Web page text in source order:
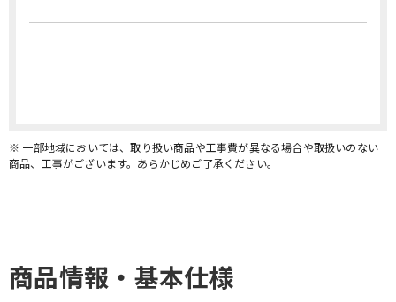
※ 一部地域においては、取り扱い商品や工事費が異なる場合や取扱いのない
商品、工事がございます。あらかじめご了承ください。
商品情報・基本仕様